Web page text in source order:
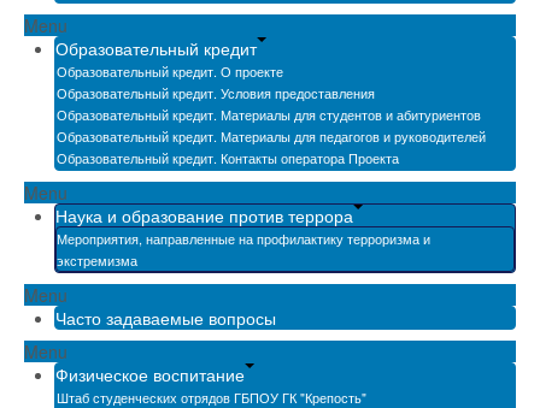
Menu
Образовательный кредит
Образовательный кредит. О проекте
Образовательный кредит. Условия предоставления
Образовательный кредит. Материалы для студентов и абитуриентов
Образовательный кредит. Материалы для педагогов и руководителей
Образовательный кредит. Контакты оператора Проекта
Menu
Наука и образование против террора
Мероприятия, направленные на профилактику терроризма и
экстремизма
Menu
Часто задаваемые вопросы
Menu
Физическое воспитание
Штаб студенческих отрядов ГБПОУ ГК "Крепость"